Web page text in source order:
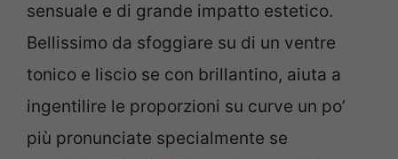
sensuale e di grande impatto estetico.
Bellissimo da sfoggiare su di un ventre
tonico e liscio se con brillantino, aiuta a
ingentilire le proporzioni su curve un po’
più pronunciate specialmente se